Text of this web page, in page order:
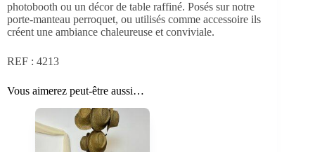
photobooth ou un décor de table raffiné. Posés sur notre
porte-manteau perroquet, ou utilisés comme accessoire ils
créent une ambiance chaleureuse et conviviale.
REF : 4213
Vous aimerez peut-être aussi…